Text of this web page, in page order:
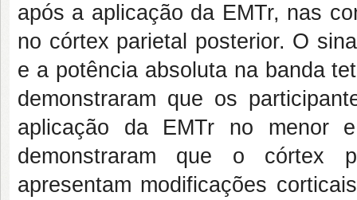
após a aplicação da EMTr, nas
no córtex parietal posterior. O
e a potência absoluta na banda
demonstraram que os
aplicação da EMTr no menor
demonstraram que o córtex
apresentam modificações